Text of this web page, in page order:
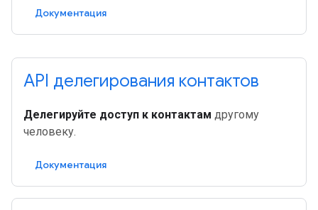
Документация
API делегирования контактов
Делегируйте доступ к контактам другому
человеку.
Документация